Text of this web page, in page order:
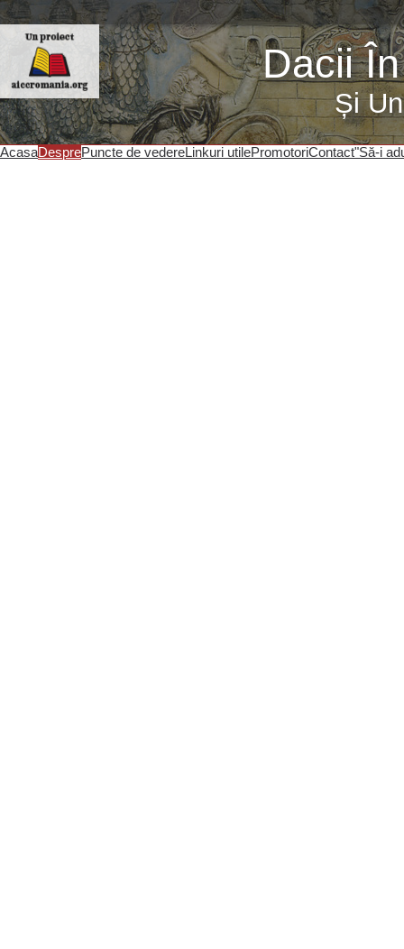
Dacii
Și
AcasaDesprePuncte de vedereLinkuri utilePromotoriContact"Să-i